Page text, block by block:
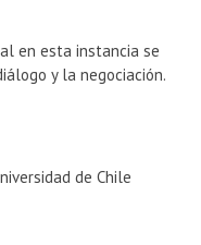
en esta instancia se
y la negociación.
de Chile